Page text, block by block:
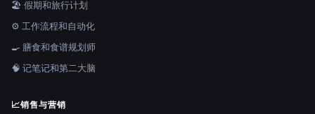
🏖 假期和旅行计划
⚙️ 工作流程和自动化
🍳 膳食和食谱规划师
🧠 记笔记和第二大脑
📈销售与营销